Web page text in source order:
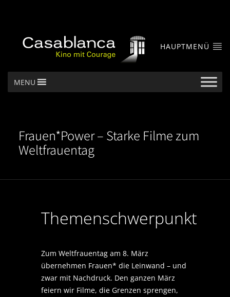
HAUPTMENÜ
MENU
Frauen*Power – Starke Filme zum
Weltfrauentag
Themenschwerpunkt
Zum Weltfrauentag am 8. März
übernehmen Frauen* die Leinwand – und
zwar mit Nachdruck. Den ganzen März
feiern wir Filme, die Grenzen sprengen,